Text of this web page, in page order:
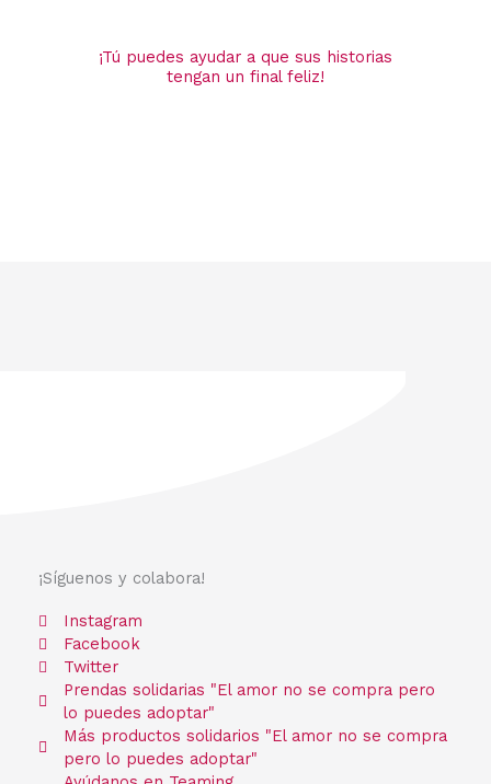
¡Tú puedes ayudar a que sus historias
tengan un final feliz!
¡Síguenos y colabora!
Instagram
Facebook
Twitter
Prendas solidarias "El amor no se compra pero
lo puedes adoptar"
Más productos solidarios "El amor no se compra
pero lo puedes adoptar"